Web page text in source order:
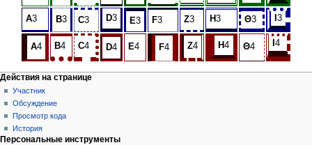
A3 B3 C3 D3 E3 F3 Z3 H3 Θ3 3
A4 B4 C4 D4 E4 F4 Z4 H4 Θ4 4
Действия на странице
Участник
Обсуждение
Просмотр кода
История
Персональные инструменты